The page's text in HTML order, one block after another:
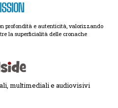
profondità e autenticità, valorizzando
la superficialità delle cronache
multimediali e audiovisivi